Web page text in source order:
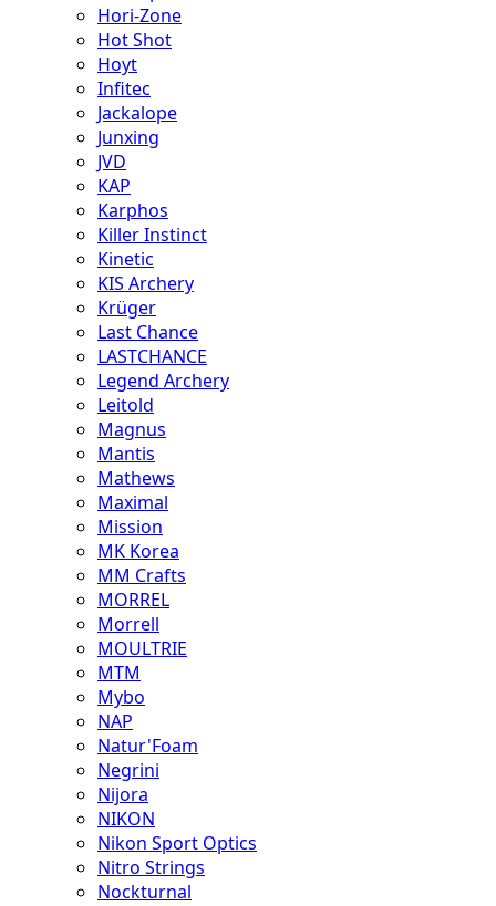
Hori-Zone
Hot Shot
Hoyt
Infitec
Jackalope
Junxing
JVD
KAP
Karphos
Killer Instinct
Kinetic
KIS Archery
Krüger
Last Chance
LASTCHANCE
Legend Archery
Leitold
Magnus
Mantis
Mathews
Maximal
Mission
MK Korea
MM Crafts
MORREL
Morrell
MOULTRIE
MTM
Mybo
NAP
Natur'Foam
Negrini
Nijora
NIKON
Nikon Sport Optics
Nitro Strings
Nockturnal